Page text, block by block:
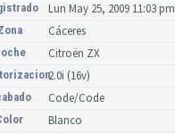
Lun May 25, 2009 11:03 pm
Cáceres
Citroën ZX
2.0i (16v)
Code/Code
Blanco